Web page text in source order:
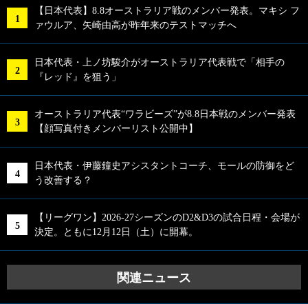
【日本代表】8.8オーストラリア戦のメンバー発表。マキシ フ
ァウルア、矢崎由高が昨年来のテストマッチへ
日本代表・上ノ坊駿介がオーストラリア代表戦で「相手の
『レッド』を狙う」
オーストラリア代表“ワラビーズ”が8.8日本戦のメンバー発表
【顔写真付きメンバーリスト公開中】
日本代表・伊藤鐘史アシスタントコーチ、モールの防御をど
う改善する？
【リーグワン】2026-27シーズンのD2&D3の試合日程・会場が
決定。ともに12月12日（土）に開幕。
関連ニュース